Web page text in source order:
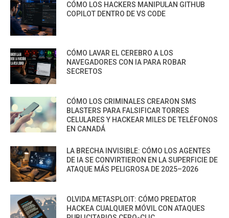
CÓMO LOS HACKERS MANIPULAN GITHUB
COPILOT DENTRO DE VS CODE
CÓMO LAVAR EL CEREBRO A LOS
NAVEGADORES CON IA PARA ROBAR
SECRETOS
CÓMO LOS CRIMINALES CREARON SMS
BLASTERS PARA FALSIFICAR TORRES
CELULARES Y HACKEAR MILES DE TELÉFONOS
EN CANADÁ
LA BRECHA INVISIBLE: CÓMO LOS AGENTES
DE IA SE CONVIRTIERON EN LA SUPERFICIE DE
ATAQUE MÁS PELIGROSA DE 2025–2026
OLVIDA METASPLOIT: CÓMO PREDATOR
HACKEA CUALQUIER MÓVIL CON ATAQUES